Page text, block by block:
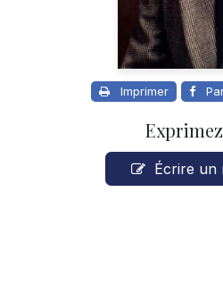
Imprimer
Écrire un